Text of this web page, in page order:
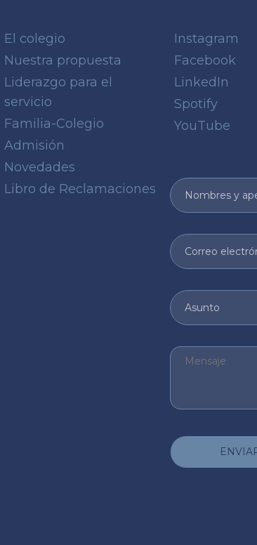
El colegio
Nuestra propuesta
Liderazgo para el
servicio
Familia-Colegio
Admisión
Novedades
Libro de Reclamaciones
Instagram
Facebook
LinkedIn
Spotify
YouTube